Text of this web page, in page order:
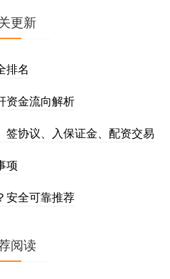
更新
排名
资金流向解析
协议、入保证金、配资交易
项
安全可靠推荐
阅读